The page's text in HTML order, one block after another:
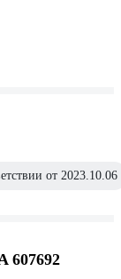
от 2023.10.06
607692